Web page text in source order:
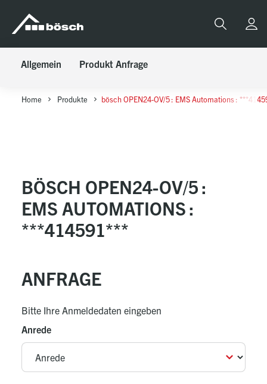
sr.skip-to.main-content
sr.skip-to.table-of-contents
sr.skip-to.main-navigation
Suche
Allgemein Produkt Anfrage
Home Produkte bösch OPEN24-OV/5 : EMS Automations :
BÖSCH OPEN24-OV/5 :
EMS AUTOMATIONS :
***414591***
ANFRAGE
Bitte Ihre Anmeldedaten eingeben
Anrede